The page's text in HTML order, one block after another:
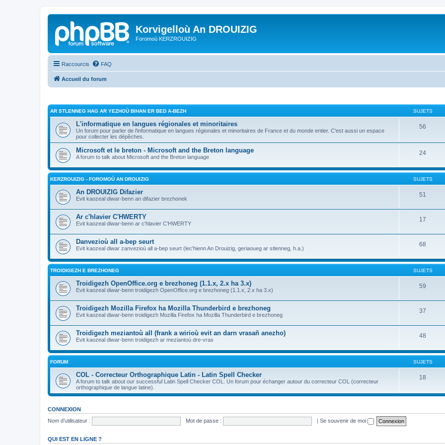
Korvigelloù An DROUIZIG
Foromoù KERZROUIZIG
Raccourcis FAQ
Accueil du forum
AR STLENNEG HAG AR YEZHOÙ BIHAN ER BED A-BEZH SUJETS
L'informatique en langues régionales et minoritaires
Un forum pour parler de l'informatique en langues régionales et minoritaires de France et du monde entier. C'est aussi un espace
pour collecter les dépêches.
56
Microsoft et le breton - Microsoft and the Breton language
A forum to talk about Microsoft and the Breton language
24
KERZROUIZIG - FOROMOÙ AN DROUIZIG SUJETS
An DROUIZIG Difazier
Evit kaozeal diwar-benn an difazier brezhonek
51
Ar c'hlavier C'HWERTY
Evit kaozeal diwar-benn ar c'hlavier C'HWERTY
17
Danvezioù all a-bep seurt
Evit kaozeal diwar zanvezioù all a-bep seurt (lec'hienn An Drouizig, geriaoueg ar stlenneg, h.a.)
68
TROIDIGEZH E BREZHONEG SUJETS
Troidigezh OpenOffice.org e brezhoneg (1.1.x, 2.x ha 3.x)
Evit kaozeal diwar-benn troidigezh OpenOffice.org e brezhoneg (1.1.x, 2.x ha 3.x)
59
Troidigezh Mozilla Firefox ha Mozilla Thunderbird e brezhoneg
Evit kaozeal diwar-benn troidigezh Mozilla Firefox ha Mozilla Thunderbird e brezhoneg
37
Troidigezh meziantoù all (frank a wirioù evit an darn vrasañ anezho)
Evit kaozeal diwar-benn troidigezh ar meziantoù dre-vras
48
FORUM SUJETS
COL - Correcteur Orthographique Latin - Latin Spell Checker
A forum to talk about our successful Latin Spell Checker COL. Un forum pour échanger autour du correcteur COL (correcteur
orthographique de langue latine).
18
CONNEXION
Nom d’utilisateur :
Mot de passe : | Se souvenir de moi
QUI EST EN LIGNE ?